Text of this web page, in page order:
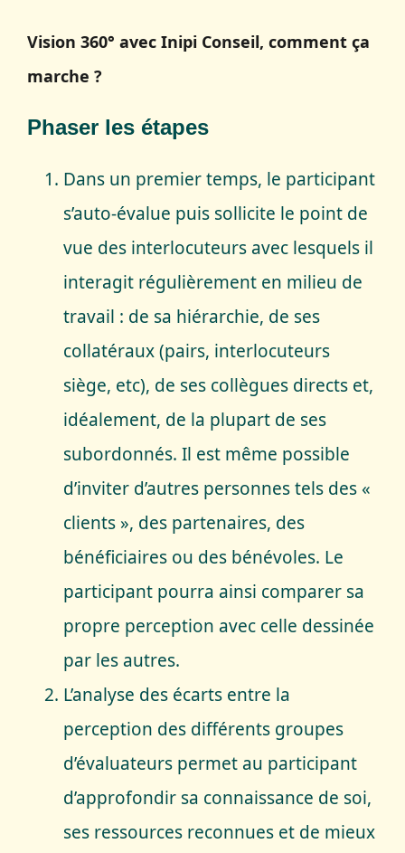
Editorialisation
Vision 360° avec Inipi Conseil, comment ça
marche ?
Phaser les étapes
Dans un premier temps, le participant
s’auto-évalue puis sollicite le point de
vue des interlocuteurs avec lesquels il
interagit régulièrement en milieu de
travail : de sa hiérarchie, de ses
collatéraux (pairs, interlocuteurs
siège, etc), de ses collègues directs et,
idéalement, de la plupart de ses
subordonnés. Il est même possible
d’inviter d’autres personnes tels des «
clients », des partenaires, des
bénéficiaires ou des bénévoles. Le
participant pourra ainsi comparer sa
propre perception avec celle dessinée
par les autres.
L’analyse des écarts entre la
perception des différents groupes
d’évaluateurs permet au participant
d’approfondir sa connaissance de soi,
ses ressources reconnues et de mieux